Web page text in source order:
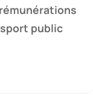
public